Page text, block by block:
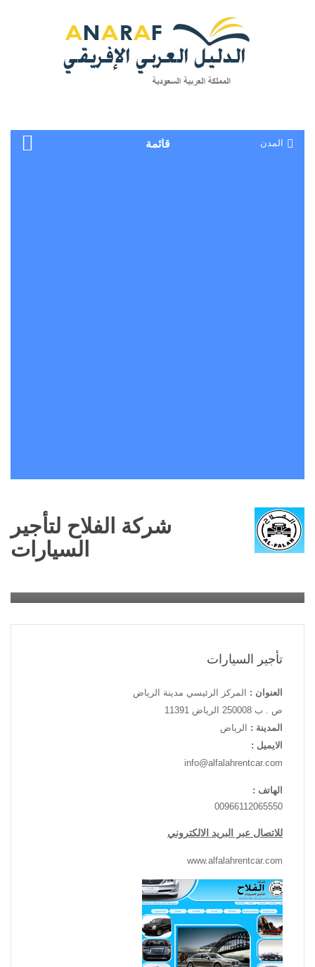
قائمة المدن
شركة الفلاح لتأجير
السيارات
تأجير السيارات
العنوان :
المركز الرئيسي مدينة الرياض
ص . ب 250008 الرياض 11391
المدينة :
الرياض
الايميل :
info@alfalahrentcar.com
الهاتف :
00966112065550
للاتصال عبر البريد الالكتروني
www.alfalahrentcar.com